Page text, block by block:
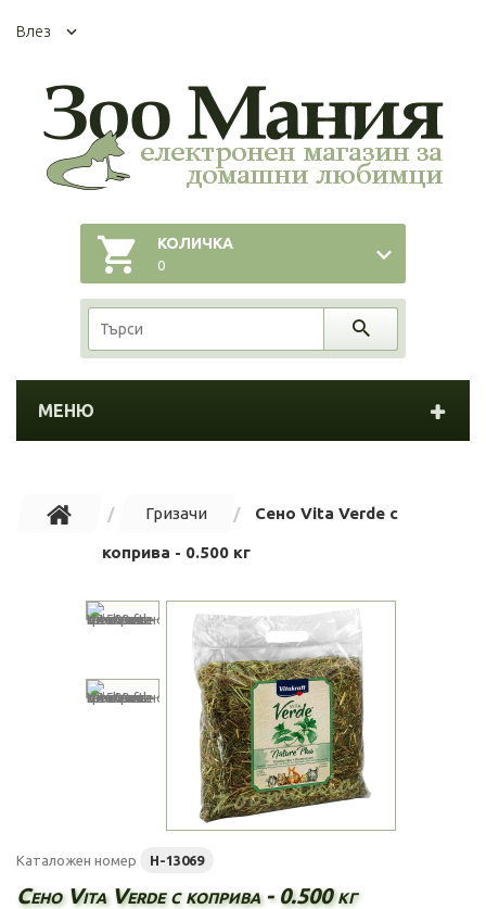
Влез
КОЛИЧКА
0
МЕНЮ
Гризачи Сено Vita Verde с
коприва - 0.500 кг
Каталожен номер H-13069
Сено Vita Verde с коприва - 0.500 кг